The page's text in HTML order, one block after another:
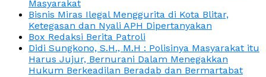
Masyarakat
Bisnis Miras Ilegal Menggurita di Kota Blitar,
Ketegasan dan Nyali APH Dipertanyakan
Box Redaksi Berita Patroli
Didi Sungkono, S.H., M.H : Polisinya Masyarakat itu
Harus Jujur, Bernurani Dalam Menegakkan
Hukum Berkeadilan Beradab dan Bermartabat